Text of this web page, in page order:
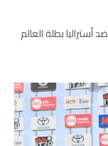
حققت بنجلاديش أول فوز تاريخي في سلسلة ODI ضد أستراليا بطلة العالم